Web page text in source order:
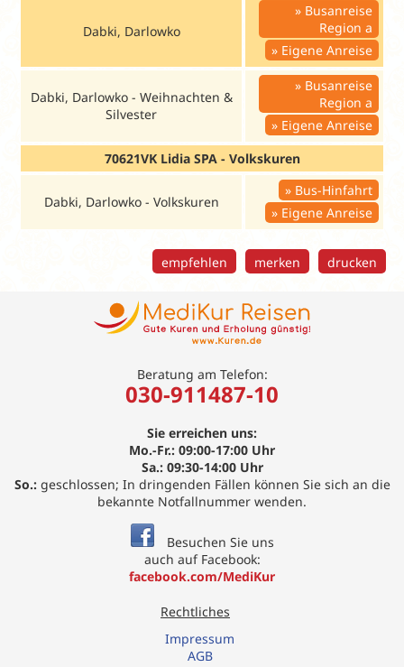
Dabki, Darlowko
Busanreise
Region a
Eigene Anreise
Dabki, Darlowko - Weihnachten &
Silvester
Busanreise
Region a
Eigene Anreise
70621VK Lidia SPA - Volkskuren
Dabki, Darlowko - Volkskuren
Bus-Hinfahrt
Eigene Anreise
drucken
merken
empfehlen
Beratung am Telefon:
030-911487-10
Sie erreichen uns:
Mo.-Fr.: 09:00-17:00 Uhr
Sa.: 09:30-14:00 Uhr
So.:geschlossen; In dringenden Fällen können Sie sich an die
bekannte Notfallnummer wenden.
Besuchen Sie uns
auch auf Facebook:
facebook.com/MediKur
Rechtliches
Impressum
AGB